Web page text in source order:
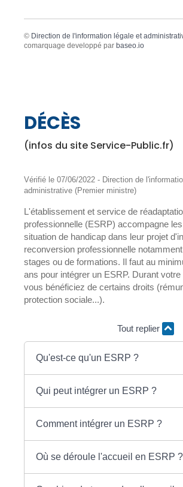
© Direction de l'information légale et
comarquage developpé par baseo.io
DÉCÈS
(infos du site Service-Public.fr)
Vérifié le 07/06/2022 - Direction de
administrative (Premier ministre)
L'établissement et service de
professionnelle (ESRP) accompagne
situation de handicap dans leur projet
reconversion professionnelle
stages ou de formations. Il faut au
ans pour intégrer un ESRP. Durant
vous bénéficiez de certains droits
protection sociale...).
Tout replier
Qu'est-ce qu'un ESRP ?
Qui peut intégrer un ESRP ?
Comment intégrer un ESRP ?
Où se déroule l'accueil en ESRP ?